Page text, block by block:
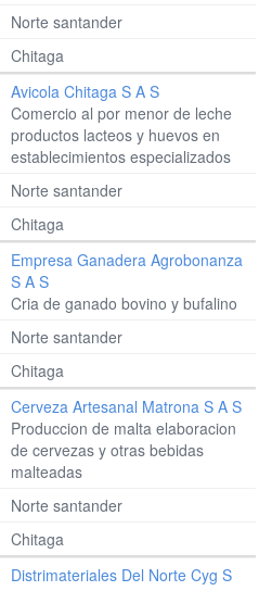
Norte santander
Chitaga
Avicola Chitaga S A S
Comercio al por menor de leche
productos lacteos y huevos en
establecimientos especializados
Norte santander
Chitaga
Empresa Ganadera Agrobonanza
S A S
Cria de ganado bovino y bufalino
Norte santander
Chitaga
Cerveza Artesanal Matrona S A S
Produccion de malta elaboracion
de cervezas y otras bebidas
malteadas
Norte santander
Chitaga
Distrimateriales Del Norte Cyg S